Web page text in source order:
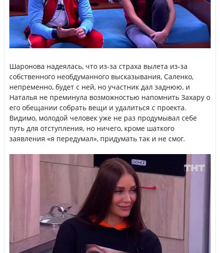
Шаронова надеялась, что из-за страха вылета из-за
собственного необдуманного высказывания, Саленко,
непременно, будет с ней, но участник дал заднюю, и
Наталья не преминула возможностью напомнить Захару о
его обещании собрать вещи и удалиться с проекта.
Видимо, молодой человек уже не раз продумывал себе
путь для отступления, но ничего, кроме шаткого
заявления «я передумал», придумать так и не смог.